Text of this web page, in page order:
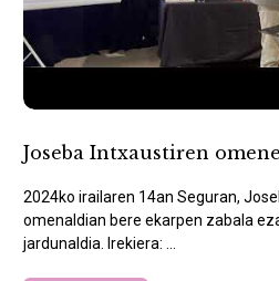
Joseba Intxaustiren
2024ko irailaren 14an Seguran,
omenaldian bere ekarpen zabala
jardunaldia. Irekiera: ...